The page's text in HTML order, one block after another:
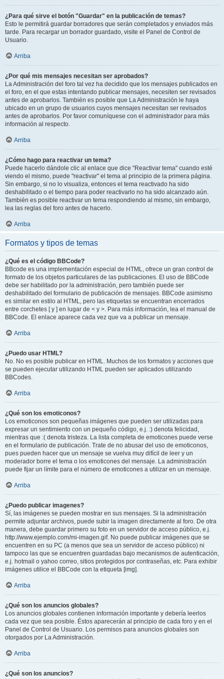
¿Para qué sirve el botón "Guardar" en la publicación de temas?
Esto le permitirá guardar borradores que serán completados y enviados más
tarde. Para recargar un borrador guardado, visite el Panel de Control de
Usuario.
Arriba
¿Por qué mis mensajes necesitan ser aprobados?
La Administración del foro tal vez ha decidido que los mensajes publicados en
el foro, en el que estas intentando publicar mensajes, necesiten ser revisados
antes de aprobarlos. También es posible que La Administración le haya
ubicado en un grupo de usuarios cuyos mensajes necesitan ser revisados
antes de aprobarlos. Por favor comuníquese con el administrador para más
información al respecto.
Arriba
¿Cómo hago para reactivar un tema?
Puede hacerlo dándole clic al enlace que dice "Reactivar tema" cuando esté
viendo el mismo, puede "reactivar" el tema al principio de la primera página.
Sin embargo, si no lo visualiza, entonces el tema reactivado ha sido
deshabilitado o el tiempo para poder reactivarlo no ha sido alcanzado aún.
También es posible reactivar un tema respondiendo al mismo, sin embargo,
lea las reglas del foro antes de hacerlo.
Arriba
Formatos y tipos de temas
¿Qué es el código BBCode?
BBcode es una implementación especial de HTML, ofrece un gran control de
formato de los objetos particulares de las publicaciones. El uso de BBCode
debe ser habilitado por la administración, pero también puede ser
deshabilitado del formulario de publicación de mensajes. BBCode asimismo
es similar en estilo al HTML, pero las etiquetas se encuentran encerrados
entre corchetes [ y ] en lugar de < y >. Para más información, lea el manual de
BBCode. El enlace aparece cada vez que va a publicar un mensaje.
Arriba
¿Puedo usar HTML?
No. No es posible publicar en HTML. Muchos de los formatos y acciones que
se pueden ejecutar utilizando HTML pueden ser aplicados utilizando
BBCodes.
Arriba
¿Qué son los emoticonos?
Los emoticonos son pequeñas imágenes que pueden ser utilizadas para
expresar un sentimiento con un pequeño código, e.j. :) denota felicidad,
mientras que :( denota tristeza. La lista completa de emoticones puede verse
en el formulario de publicación. Trate de no abusar del uso de emoticonos,
pues pueden hacer que un mensaje se vuelva muy difícil de leer y un
moderador borre el tema o los emoticones del mensaje. La administración
puede fijar un límite para el número de emoticones a utilizar en un mensaje.
Arriba
¿Puedo publicar imagenes?
Sí, las imágenes se pueden mostrar en sus mensajes. Si la administración
permite adjuntar archivos, puede subir la imagen directamente al foro. De otra
manera, debe guardar primero su foto en un servidor de acceso público, e.j.
http://www.ejemplo.com/mi-imagen.gif. No puede publicar imágenes que se
encuentren en su PC (a menos que sea un servidor de acceso público) ni
tampoco las que se encuentren guardadas bajo mecanismos de autenticación,
e.j. hotmail o yahoo correo, sitios protegidos por contraseñas, etc. Para exhibir
imágenes utilice el BBCode con la etiqueta [img].
Arriba
¿Qué son los anuncios globales?
Los anuncios globales contienen información importante y debería leerlos
cada vez que sea posible. Éstos aparecerán al principio de cada foro y en el
Panel de Control de Usuario. Los permisos para anuncios globales son
otorgados por La Administración.
Arriba
¿Qué son los anuncios?